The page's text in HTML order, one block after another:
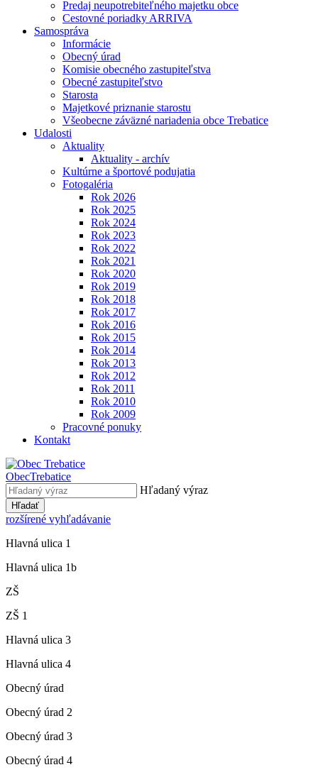
Predaj neupotrebiteľného majetku obce
Cestovné poriadky ARRIVA
Samospráva
Informácie
Obecný úrad
Komisie obecného zastupiteľstva
Obecné zastupiteľstvo
Starosta
Majetkové priznanie starostu
Všeobecne záväzné nariadenia obce Trebatice
Udalosti
Aktuality
Aktuality - archív
Kultúrne a športové podujatia
Fotogaléria
Rok 2026
Rok 2025
Rok 2024
Rok 2023
Rok 2022
Rok 2021
Rok 2020
Rok 2019
Rok 2018
Rok 2017
Rok 2016
Rok 2015
Rok 2014
Rok 2013
Rok 2012
Rok 2011
Rok 2010
Rok 2009
Pracovné ponuky
Kontakt
ObecTrebatice
Hľadaný výraz
Hľadať
rozšírené vyhľadávanie
Hlavná ulica 1
Hlavná ulica 1b
ZŠ
ZŠ 1
Hlavná ulica 3
Hlavná ulica 4
Obecný úrad
Obecný úrad 2
Obecný úrad 3
Obecný úrad 4